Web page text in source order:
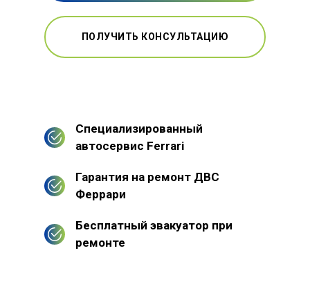
ПОЛУЧИТЬ КОНСУЛЬТАЦИЮ
Специализированный
автосервис Ferrari
Гарантия на ремонт ДВС
Феррари
Бесплатный эвакуатор при
ремонте